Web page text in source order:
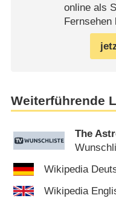
online als
Fernsehen
Weiterführende
The
Wikipedia
Wikipedia